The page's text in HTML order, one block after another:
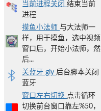
当前进程关闭 结束当前
进程
摸鱼小法师 与大法师一
样，用于摸鱼，选中视频
窗口后，开始小法师，然
后...
关蓝牙 gly 后台脚本关闭
蓝牙
窗口左右切换 点击循环
切换前台窗口靠左%50，